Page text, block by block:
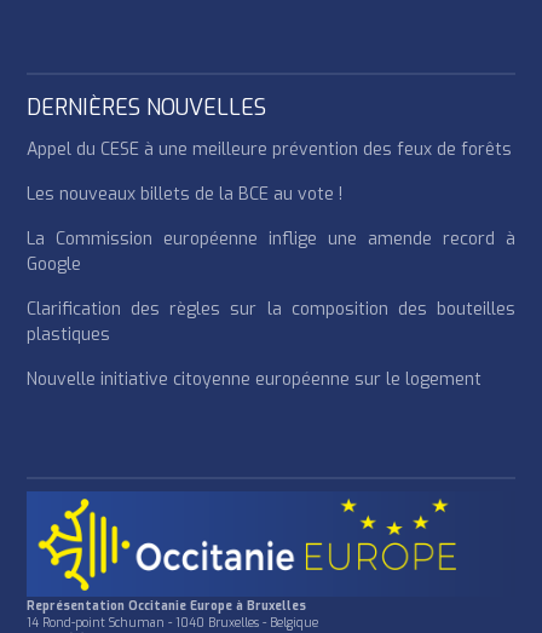
DERNIÈRES NOUVELLES
Appel du CESE à une meilleure prévention des feux de forêts
Les nouveaux billets de la BCE au vote !
La Commission européenne inflige une amende record à
Google
Clarification des règles sur la composition des bouteilles
plastiques
Nouvelle initiative citoyenne européenne sur le logement
Représentation Occitanie Europe à Bruxelles
14 Rond-point Schuman - 1040 Bruxelles - Belgique